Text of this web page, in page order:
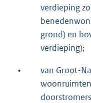
verdieping
grond) en
verdieping);
•
van Groot-